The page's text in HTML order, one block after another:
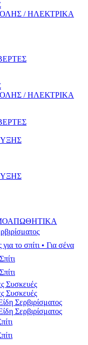
/ ΗΛΕΚΤΡΙΚΑ
/ ΗΛΕΚΤΡΙΚΑ
το σπίτι • Για σένα
Συσκευές
Συσκευές
Σερβιρίσματος
Σερβιρίσματος